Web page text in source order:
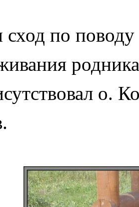
по поводу
о.